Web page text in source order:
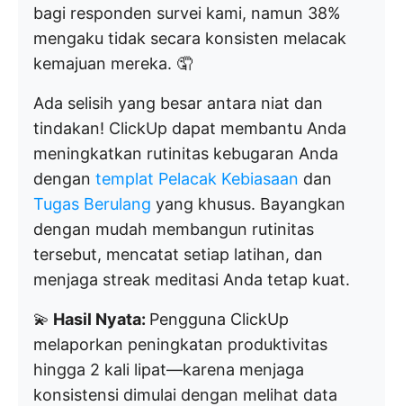
bagi responden survei kami, namun 38%
mengaku tidak secara konsisten melacak
kemajuan mereka. 🤦
Ada selisih yang besar antara niat dan
tindakan! ClickUp dapat membantu Anda
meningkatkan rutinitas kebugaran Anda
dengan templat Pelacak Kebiasaan dan
Tugas Berulang yang khusus. Bayangkan
dengan mudah membangun rutinitas
tersebut, mencatat setiap latihan, dan
menjaga streak meditasi Anda tetap kuat.
💫 Hasil Nyata: Pengguna ClickUp
melaporkan peningkatan produktivitas
hingga 2 kali lipat—karena menjaga
konsistensi dimulai dengan melihat data